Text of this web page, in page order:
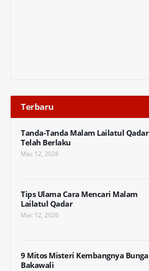
Terbaru
Tanda-Tanda Malam Lailatul Qadar
Telah Berlaku
Mac 12, 2026
Tips Ulama Cara Mencari Malam
Lailatul Qadar
Mac 12, 2026
9 Mitos Misteri Kembangnya Bunga
Bakawali